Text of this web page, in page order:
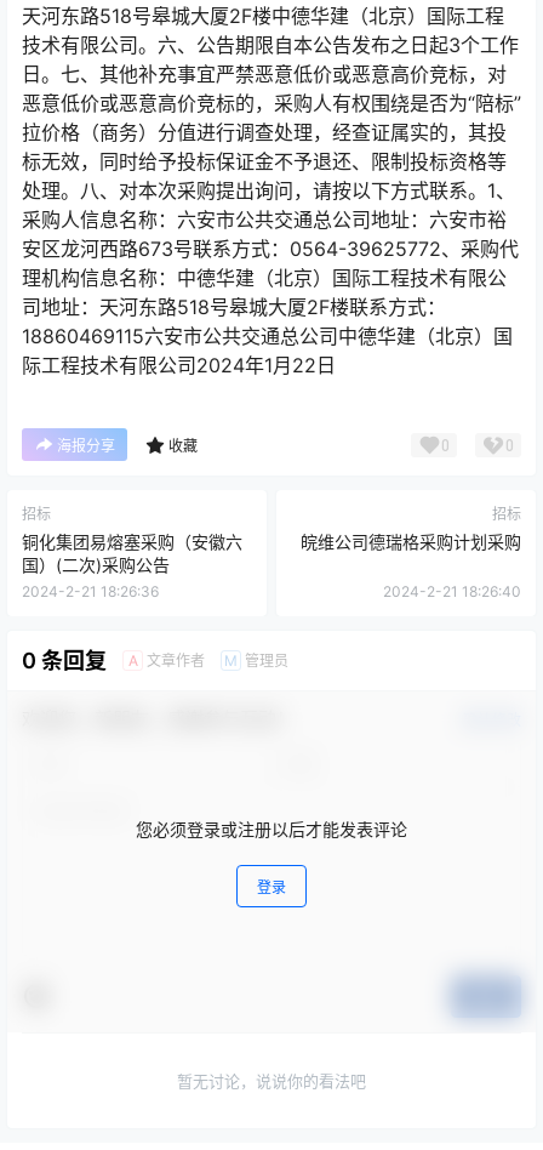
天河东路518号皋城大厦2F楼中德华建（北京）国际工程
技术有限公司。六、公告期限自本公告发布之日起3个工作
日。七、其他补充事宜严禁恶意低价或恶意高价竞标，对
恶意低价或恶意高价竞标的，采购人有权围绕是否为“陪标”
拉价格（商务）分值进行调查处理，经查证属实的，其投
标无效，同时给予投标保证金不予退还、限制投标资格等
处理。八、对本次采购提出询问，请按以下方式联系。1、
采购人信息名称：六安市公共交通总公司地址：六安市裕
安区龙河西路673号联系方式：0564-39625772、采购代
理机构信息名称：中德华建（北京）国际工程技术有限公
司地址：天河东路518号皋城大厦2F楼联系方式：
18860469115六安市公共交通总公司中德华建（北京）国
际工程技术有限公司2024年1月22日
海报分享 收藏 0 0
招标
铜化集团易熔塞采购（安徽六
国）(二次)采购公告
2024-2-21 18:26:36
招标
皖维公司德瑞格采购计划采购
2024-2-21 18:26:40
0 条回复 A 文章作者 M 管理员
您必须登录或注册以后才能发表评论
登录
暂无讨论，说说你的看法吧